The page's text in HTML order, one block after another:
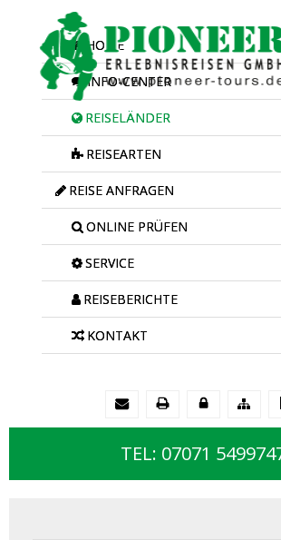
HOME
INFO-CENTER
REISELÄNDER
REISEARTEN
REISE ANFRAGEN
ONLINE PRÜFEN
SERVICE
REISEBERICHTE
KONTAKT
TEL: 07071